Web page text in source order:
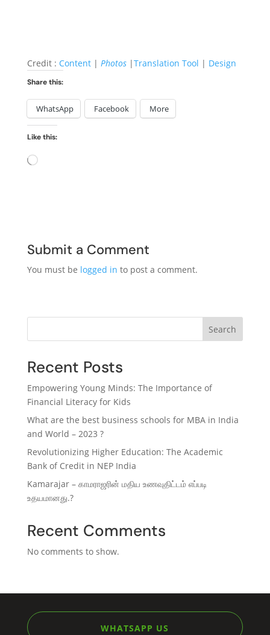
Credit : Content| Photos|Translation Tool | Design
Share this:
WhatsApp Facebook More
Like this:
Loading…
Submit a Comment
You must be logged in to post a comment.
Search
Recent Posts
Empowering Young Minds: The Importance of
Financial Literacy for Kids
What are the best business schools for MBA in India
and World – 2023 ?
Revolutionizing Higher Education: The Academic
Bank of Credit in NEP India
Kamarajar – காமராஜரின் மதிய உணவுதிட்டம் எப்படி
உதயமானது.?
Recent Comments
No comments to show.
WHATSAPP US